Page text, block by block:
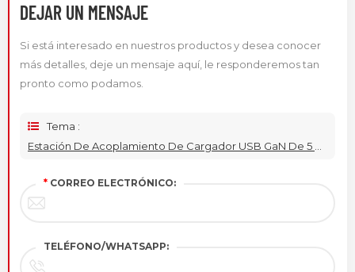
DEJAR UN MENSAJE
Si está interesado en nuestros productos y desea conocer
más detalles, deje un mensaje aquí, le responderemos tan
pronto como podamos.
Tema :
* CORREO ELECTRÓNICO:
TELÉFONO/WHATSAPP: